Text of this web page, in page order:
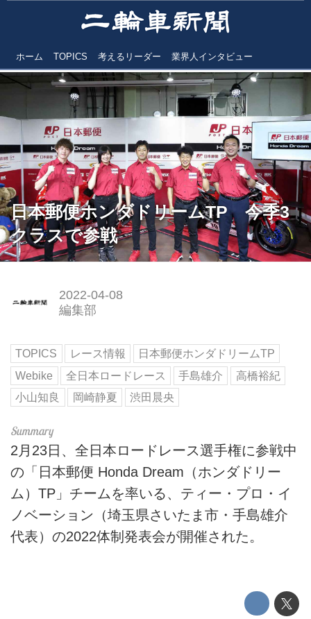
ホーム TOPICS 考えるリーダー 業界人インタビュー
日本郵便ホンダドリームTP 今季3
クラスで参戦
2022-04-08
編集部
TOPICS レース情報
日本郵便ホンダドリームTP
Webike
全日本ロードレース 手島雄介
高橋裕紀
小山知良
岡崎静夏 渋田晨央
2月23日、全日本ロードレース選手権に参戦中
の「日本郵便 Honda Dream（ホンダドリー
ム）TP」チームを率いる、ティー・プロ・イ
ノベーション（埼玉県さいたま市・手島雄介
代表）の2022体制発表会が開催された。